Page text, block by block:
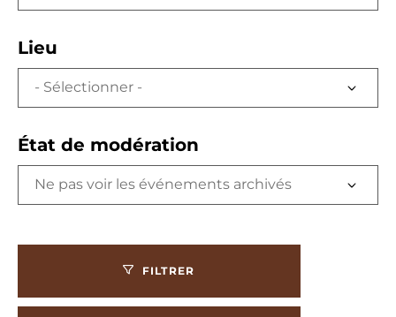
Lieu
État de modération
FILTRER